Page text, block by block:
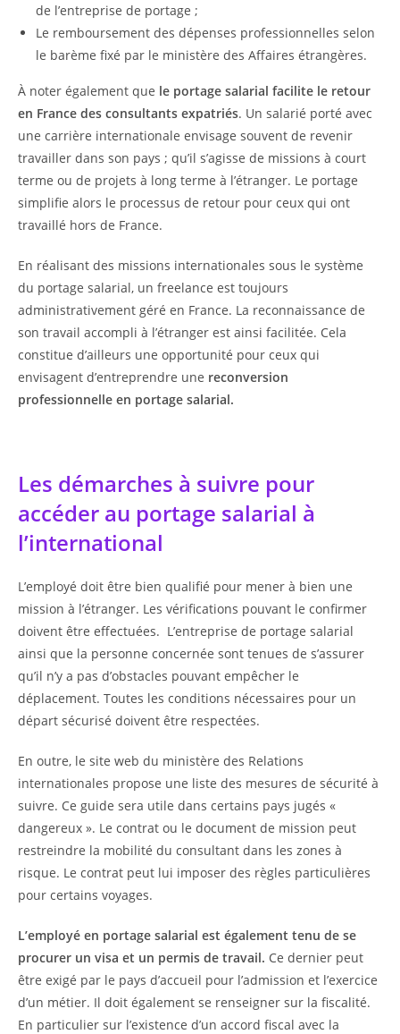
de l’entreprise de portage ;
Le remboursement des dépenses professionnelles selon
le barème fixé par le ministère des Affaires étrangères.
À noter également que le portage salarial facilite le retour
en France des consultants expatriés. Un salarié porté avec
une carrière internationale envisage souvent de revenir
travailler dans son pays ; qu’il s’agisse de missions à court
terme ou de projets à long terme à l’étranger. Le portage
simplifie alors le processus de retour pour ceux qui ont
travaillé hors de France.
En réalisant des missions internationales sous le système
du portage salarial, un freelance est toujours
administrativement géré en France. La reconnaissance de
son travail accompli à l’étranger est ainsi facilitée. Cela
constitue d’ailleurs une opportunité pour ceux qui
envisagent d’entreprendre une reconversion
professionnelle en portage salarial.
Les démarches à suivre pour
accéder au portage salarial à
l’international
L’employé doit être bien qualifié pour mener à bien une
mission à l’étranger. Les vérifications pouvant le confirmer
doivent être effectuées. L’entreprise de portage salarial
ainsi que la personne concernée sont tenues de s’assurer
qu’il n’y a pas d’obstacles pouvant empêcher le
déplacement. Toutes les conditions nécessaires pour un
départ sécurisé doivent être respectées.
En outre, le site web du ministère des Relations
internationales propose une liste des mesures de sécurité à
suivre. Ce guide sera utile dans certains pays jugés «
dangereux ». Le contrat ou le document de mission peut
restreindre la mobilité du consultant dans les zones à
risque. Le contrat peut lui imposer des règles particulières
pour certains voyages.
L’employé en portage salarial est également tenu de se
procurer un visa et un permis de travail. Ce dernier peut
être exigé par le pays d’accueil pour l’admission et l’exercice
d’un métier. Il doit également se renseigner sur la fiscalité.
En particulier sur l’existence d’un accord fiscal avec la